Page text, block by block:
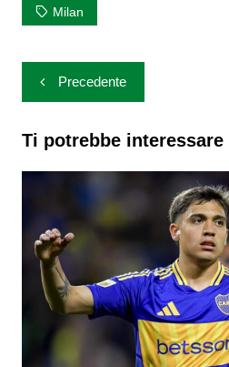
Milan
Navigazione
articoli
Precedente
Ti potrebbe interessare